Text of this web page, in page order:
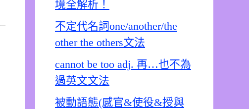
境全解析！
不定代名詞one/another/the
other the others文法
cannot be too adj. 再…也不為
過英文文法
被動語態(感官&使役&授與